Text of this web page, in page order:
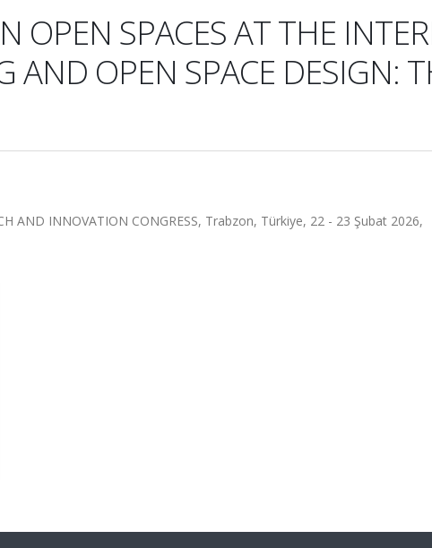
OPEN SPACES AT THE
AND OPEN SPACE DESIGN:
AND INNOVATION CONGRESS, Trabzon, Türkiye, 22 - 23 Şubat 2026,